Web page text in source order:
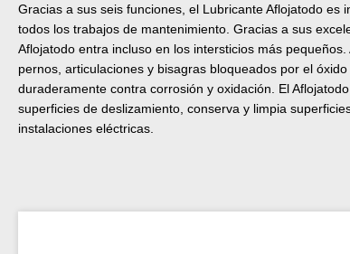
Gracias a sus seis funciones, el Lubricante Aflojatodo es
todos los trabajos de mantenimiento. Gracias a sus
Aflojatodo entra incluso en los intersticios más
pernos, articulaciones y bisagras bloqueados por el
duraderamente contra corrosión y oxidación. El
superficies de deslizamiento, conserva y limpia
instalaciones eléctricas.